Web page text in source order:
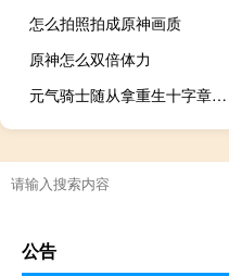
怎么拍照拍成原神画质
原神怎么双倍体力
元气骑士随从拿重生十字章会复活吗
公告